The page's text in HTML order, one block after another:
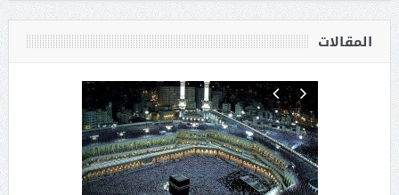
المقالات